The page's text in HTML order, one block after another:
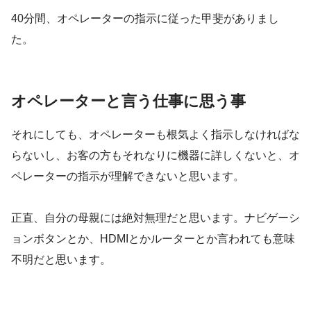
40分間、オペレーターの指示に従った甲斐がありまし
た。
オペレーターと言う仕事に思う事
それにしても、オペレーターも根気よく指示しなければな
らないし、お客の方もそれなりに機器に詳しくないと、オ
ペレーターの指示が理解できないと思います。
正直、自分の母親には絶対無理だと思います。ナビゲーシ
ョンボタンとか、HDMIとかルーターとか言われても意味
不明だと思います。